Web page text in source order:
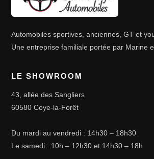
Automobiles sportives, anciennes, GT et
Une entreprise familiale portée par Marine
LE SHOWROOM
43, allée des Sangliers
60580 Coye-la-Forêt
Du mardi au vendredi : 14h30 – 18h30
Le samedi : 10h – 12h30 et 14h30 – 18h